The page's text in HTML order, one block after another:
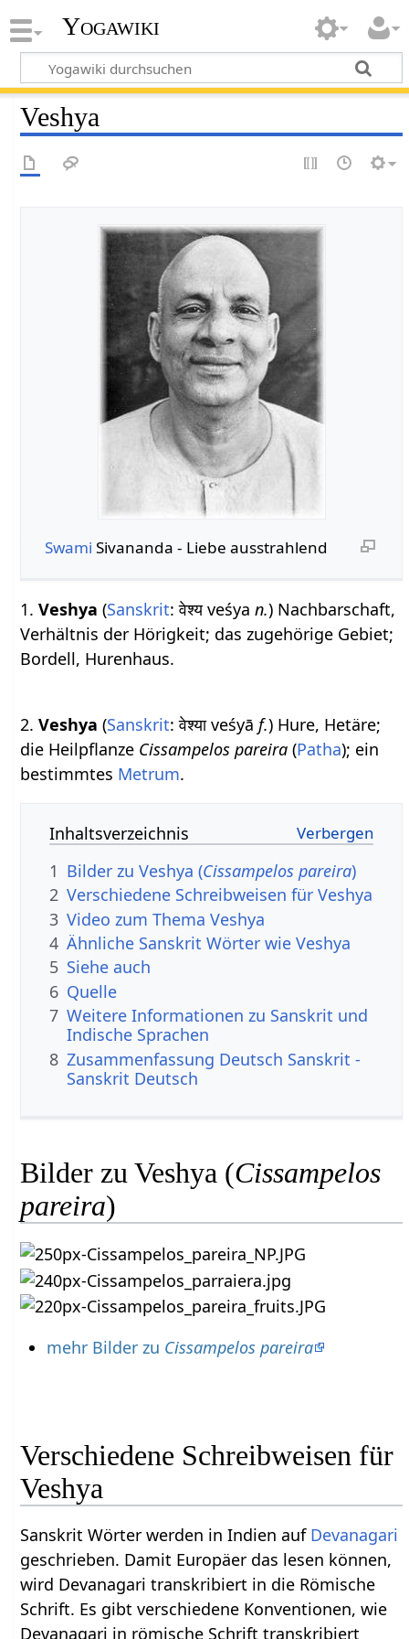
Yogawiki
Veshya
Swami Sivananda - Liebe ausstrahlend
1.Veshya (Sanskrit: वेश्य veśyan.) Nachbarschaft,
Verhältnis der Hörigkeit; das zugehörige Gebiet;
Bordell, Hurenhaus.
2.Veshya (Sanskrit: वेश्या veśyāf.) Hure, Hetäre;
die Heilpflanze Cissampelos pareira (Patha); ein
bestimmtes Metrum.
Inhaltsverzeichnis
1 Bilder zu Veshya (Cissampelos pareira)
2 Verschiedene Schreibweisen für Veshya
3 Video zum Thema Veshya
4 Ähnliche Sanskrit Wörter wie Veshya
5 Siehe auch
6 Quelle
7 Weitere Informationen zu Sanskrit und
Indische Sprachen
8 Zusammenfassung Deutsch Sanskrit -
Sanskrit Deutsch
Bilder zu Veshya (Cissampelos
pareira)
mehr Bilder zu Cissampelos pareira
Verschiedene Schreibweisen für
Veshya
Sanskrit Wörter werden in Indien auf Devanagari
geschrieben. Damit Europäer das lesen können,
wird Devanagari transkribiert in die Römische
Schrift. Es gibt verschiedene Konventionen, wie
Devanagari in römische Schrift transkribiert